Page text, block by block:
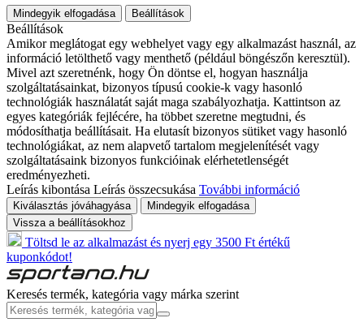
Mindegyik elfogadása Beállítások
Beállítások
Amikor meglátogat egy webhelyet vagy egy alkalmazást használ, az
információ letölthető vagy menthető (például böngészőn keresztül).
Mivel azt szeretnénk, hogy Ön döntse el, hogyan használja
szolgáltatásainkat, bizonyos típusú cookie-k vagy hasonló
technológiák használatát saját maga szabályozhatja. Kattintson az
egyes kategóriák fejlécére, ha többet szeretne megtudni, és
módosíthatja beállításait. Ha elutasít bizonyos sütiket vagy hasonló
technológiákat, az nem alapvető tartalom megjelenítését vagy
szolgáltatásaink bizonyos funkcióinak elérhetetlenségét
eredményezheti.
Leírás kibontása Leírás összecsukása További információ
Kiválasztás jóváhagyása
Mindegyik elfogadása
Vissza a beállításokhoz
Töltsd le az alkalmazást és nyerj egy 3500 Ft értékű
kuponkódot!
Keresés termék, kategória vagy márka szerint